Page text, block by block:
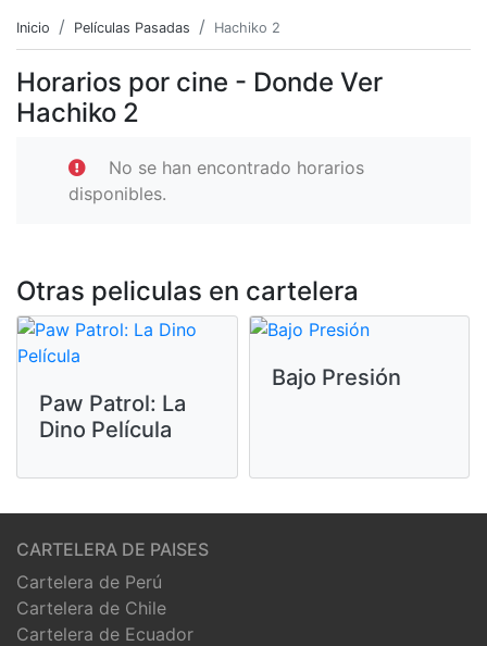
Inicio Películas Pasadas Hachiko 2
Horarios por cine - Donde Ver
Hachiko 2
No se han encontrado horarios
disponibles.
Otras peliculas en cartelera
Paw Patrol: La
Dino Película
Bajo Presión
CARTELERA DE PAISES
Cartelera de Perú
Cartelera de Chile
Cartelera de Ecuador